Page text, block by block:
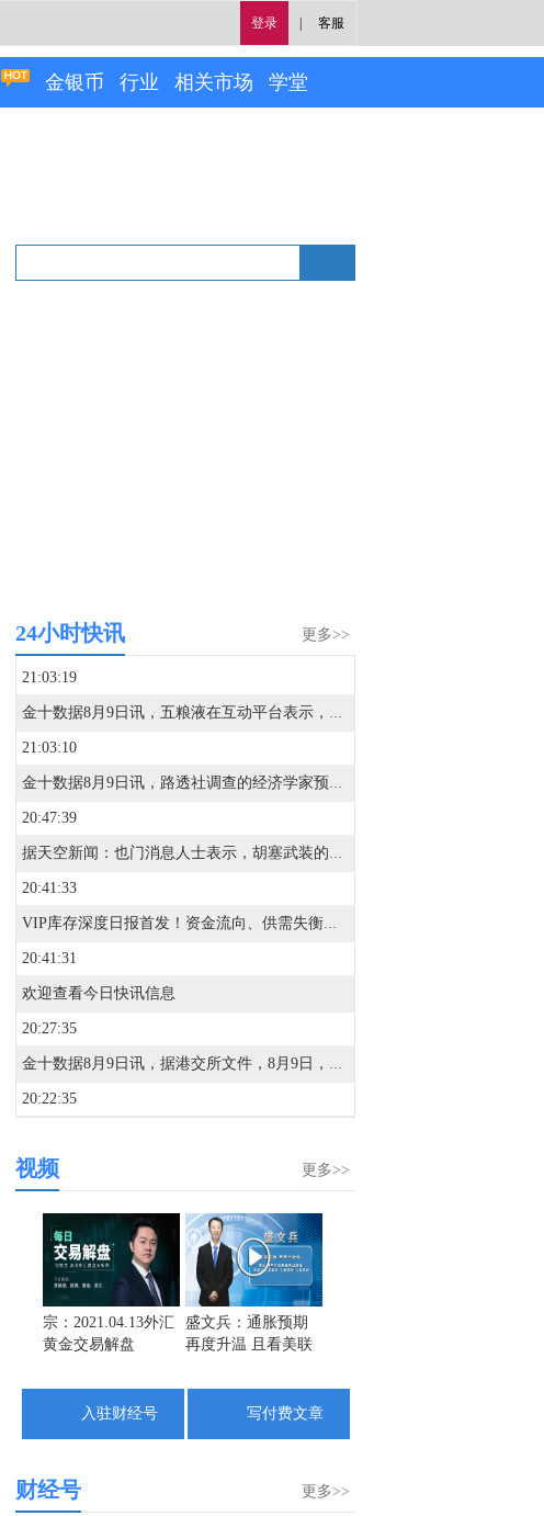
登录 客服
金银币 行业 相关市场 学堂
更多>>
24小时快讯
21:03:19
金十数据8月9日讯，五粮液在互动平台表示，公司持续关注低度酒、轻饮酒类的市场消费趋势，目前公司旗下已有29度一见倾心、果酒及气泡酒等多款适配日常佐餐、多元场景的低度产品。
21:03:10
金十数据8月9日讯，路透社调查的经济学家预计，美国7月份整体CPI年率将从6月份的3.5%降至3.4%；核心CPI年率将从上月的2.6%降至2.5%。花旗集团的经济学家认为，正如预期的那样，如果连续第二个月出现通胀读数走软，那将意味着不止一个月的数据指向通胀压力降温，这基本上会使得9月加息的可能性被排除。然而，经济学家也预计7月核心服务业通胀将小幅上升，价格环比上涨0.3%。此前5月至6月该数据持平。美国银行分析师表示，核心服务业指标的回升可能让9月加息依然摆在桌面上。分析师Kate Duguid表示，如果后一种观点占据上风，而通胀数据又低于预期，那么美联储加息可能被推迟到12月或更晚。
20:47:39
据天空新闻：也门消息人士表示，胡塞武装的第四波导弹和无人机袭击目标是摩卡港及该市郊区的政府军阵地。
20:41:33
VIP库存深度日报首发！资金流向、供需失衡一眼看透，VIP限时95折，解锁40+项权益>>
20:41:31
欢迎查看今日快讯信息
20:27:35
金十数据8月9日讯，据港交所文件，8月9日，北京君正集成电路股份有限公司更新聆讯后资料集，意味着该公司港交所IPO通过聆讯。
20:22:35
20:15:44
20:13:19
20:08:53
也门军事发言人表示，（胡塞武装对）摩卡港的袭击造成七人死亡。
更多>>
视频
宗：2021.04.13外汇
黄金交易解盘
盛文兵：通胀预期
再度升温 且看美联
入驻财经号
写付费文章
更多>>
财经号